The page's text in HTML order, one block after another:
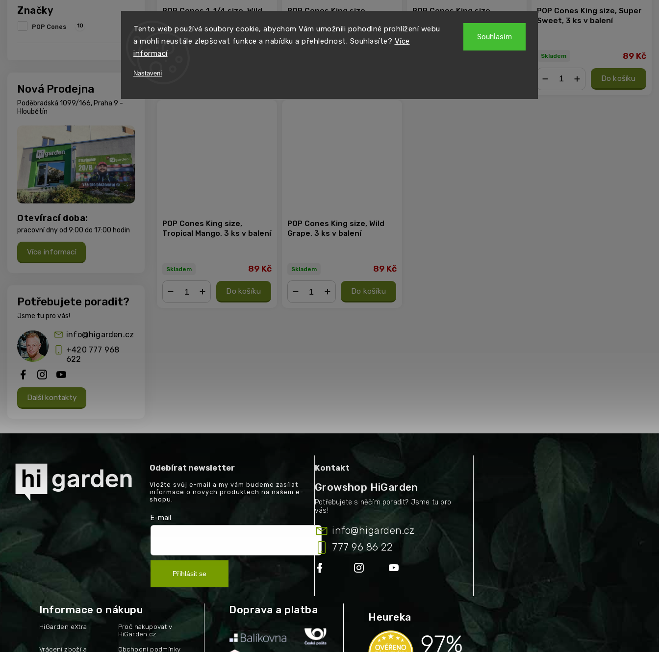
Tento web používá soubory cookie, abychom Vám umožnili pohodlné prohlížení webu
a mohli neustále zlepšovat funkce a nabídku a přehlednost. Souhlasíte? Více
informací
Nastavení
Souhlasím
Značky
POP Cones 10
Nová Prodejna
Poděbradská 1099/166, Praha 9 -
Hloubětín
Otevírací doba:
pracovní dny od 9:00 do 17:00 hodin
Více informací
Potřebujete poradit?
Jsme tu pro vás!
info@higarden.cz
+420 777 968
622
Další kontakty
POP Cones 1, 1/4 size, Wild
Skladem
POP Cones King size,
POP Cones King size,
balení
POP Cones King size, Super
Sweet, 3 ks v balení
Skladem 89 Kč
Do košíku
POP Cones King size,
Tropical Mango, 3 ks v balení
Skladem 89 Kč
Do košíku
POP Cones King size, Wild
Grape, 3 ks v balení
Skladem 89 Kč
Do košíku
Odebírat newsletter
Vložte svůj e-mail a my vám budeme zasílat
informace o nových produktech na našem e-
shopu.
E-mail
Přihlásit se
Kontakt
Growshop HiGarden
info@higarden.cz
777 96 86 22
Informace o nákupu
HiGarden eXtra
Proč nakupovat v
HiGarden.cz
Vrácení zboží a Obchodní podmínky
Doprava a platba
Heureka